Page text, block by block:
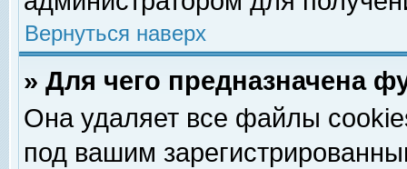
Вернуться наверх
» Для чего предназначена
Она удаляет все файлы
под вашим